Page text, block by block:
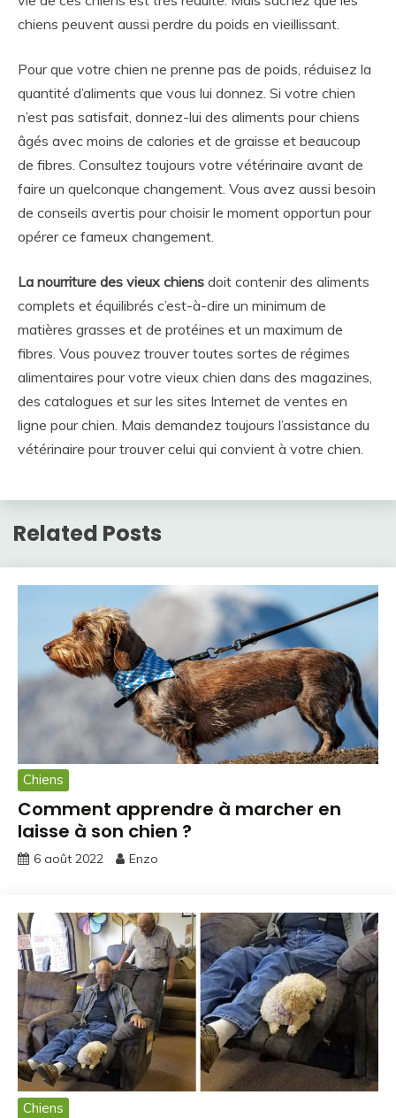
chiens peuvent aussi perdre du poids en vieillissant.
Pour que votre chien ne prenne pas de poids, réduisez la
quantité d’aliments que vous lui donnez. Si votre chien
n’est pas satisfait, donnez-lui des aliments pour chiens
âgés avec moins de calories et de graisse et beaucoup
de fibres. Consultez toujours votre vétérinaire avant de
faire un quelconque changement. Vous avez aussi besoin
de conseils avertis pour choisir le moment opportun pour
opérer ce fameux changement.
La nourriture des vieux chiens doit contenir des aliments
complets et équilibrés c’est-à-dire un minimum de
matières grasses et de protéines et un maximum de
fibres. Vous pouvez trouver toutes sortes de régimes
alimentaires pour votre vieux chien dans des magazines,
des catalogues et sur les sites Internet de ventes en
ligne pour chien. Mais demandez toujours l’assistance du
vétérinaire pour trouver celui qui convient à votre chien.
Related Posts
Chiens
Comment apprendre à marcher en
laisse à son chien ?
6 août 2022 Enzo
Chiens